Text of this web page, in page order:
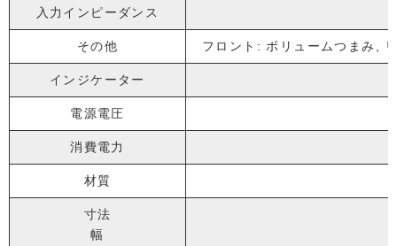
入力インピーダンス
その他 フロント: ボリュームつまみ,
インジケーター
電源電圧
消費電力
材質
寸法
幅